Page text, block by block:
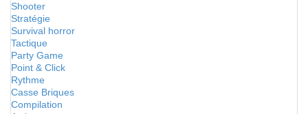
Shooter
Stratégie
Survival horror
Tactique
Party Game
Point & Click
Rythme
Casse Briques
Compilation